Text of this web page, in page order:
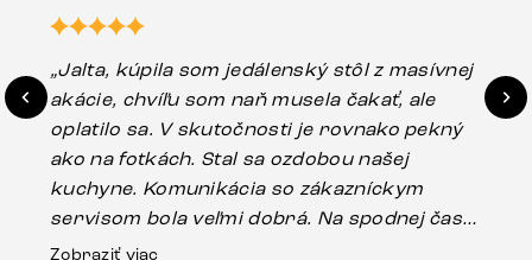
„Jalta, kúpila som jedálenský stôl z masívnej
akácie, chvíľu som naň musela čakať, ale
oplatilo sa. V skutočnosti je rovnako pekný
ako na fotkách. Stal sa ozdobou našej
kuchyne. Komunikácia so zákazníckym
servisom bola veľmi dobrá. Na spodnej časti
stola bolo malé poškodenie, pravdepodobne
Zobraziť viac